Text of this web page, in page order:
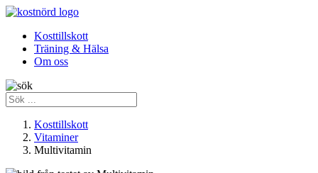
Kosttillskott
Träning & Hälsa
Om oss
Kosttillskott
Vitaminer
Multivitamin